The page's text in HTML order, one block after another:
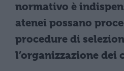
normativo è
atenei possano
procedure di
l’organizzazione dei